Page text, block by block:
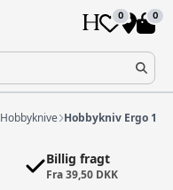
0 0
Hobbyknive Hobbykniv Ergo 18
Billig fragt
Fra 39,50 DKK